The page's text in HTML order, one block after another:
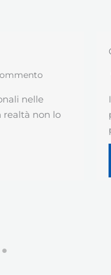
obbligatorio,